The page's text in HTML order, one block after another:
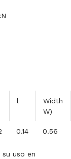
l
Width
W)
0.14 0.56
uso en